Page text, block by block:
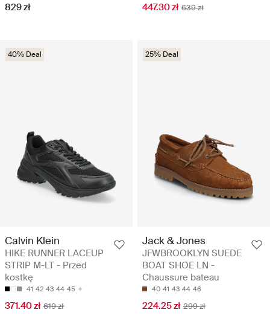
829 zł 447.30 zł 639 zł
40% Deal
Calvin Klein
HIKE RUNNER LACEUP
STRIP M-LT - Przed
kostkę
41 42 43 44 45
371.40 zł 619 zł
25% Deal
Jack & Jones
JFWBROOKLYN SUEDE
BOAT SHOE LN -
Chaussure bateau
40 41 43 44 46
224.25 zł 299 zł